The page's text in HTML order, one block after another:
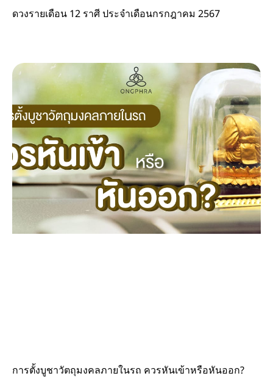
ดวงรายเดือน 12 ราศี ประจำเดือนกรกฎาคม 2567
การตั้งบูชาวัตถุมงคลภายในรถ ควรหันเข้าหรือหันออก?